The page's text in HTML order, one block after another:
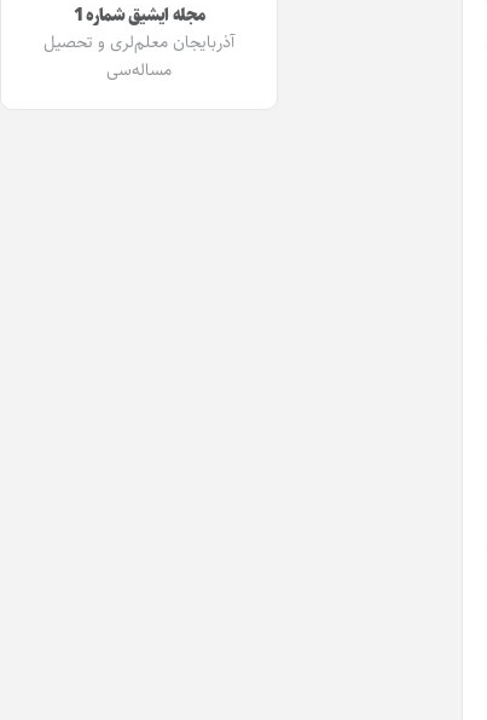
مجله ایشیق شماره 1
آذربایجان معلم‌لری و تحصیل
مساله‌سی